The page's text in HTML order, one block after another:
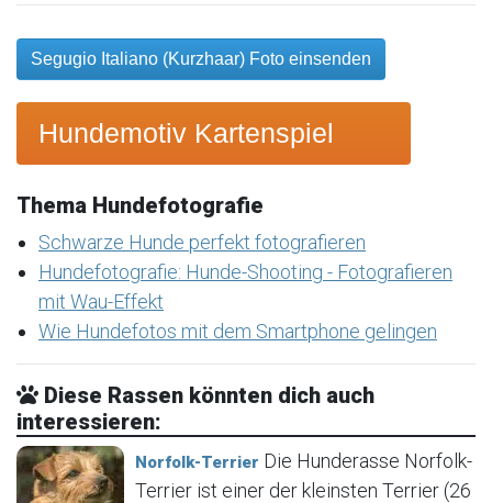
Segugio Italiano (Kurzhaar) Foto einsenden
Hundemotiv Kartenspiel
Thema Hundefotografie
Schwarze Hunde perfekt fotografieren
Hundefotografie: Hunde-Shooting - Fotografieren
mit Wau-Effekt
Wie Hundefotos mit dem Smartphone gelingen
Diese Rassen könnten dich auch
interessieren:
Norfolk-Terrier Die Hunderasse Norfolk-
Terrier ist einer der kleinsten Terrier (26